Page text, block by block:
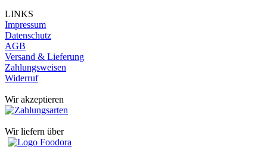
LINKS
Impressum
Datenschutz
AGB
Versand & Lieferung
Zahlungsweisen
Widerruf
Wir akzeptieren
Wir liefern über